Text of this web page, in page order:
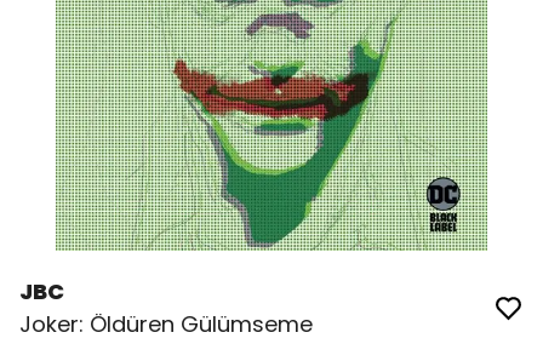
JBC
Joker: Öldüren Gülümseme